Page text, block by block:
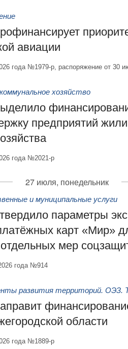
авиации
года №1979-р, распоряжение от 30
хозяйство
предприятий
года №2021-р
27 июля, понедельник
и муниципальные услуги
параметры
карт «Мир»
мер
года №914
развития территорий. ОЭЗ.
области
года №1889-р